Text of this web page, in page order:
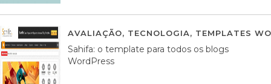
AVALIAÇÃO, TECNOLOGIA, TEMPLATES
Sahifa: o template para todos os blogs
WordPress